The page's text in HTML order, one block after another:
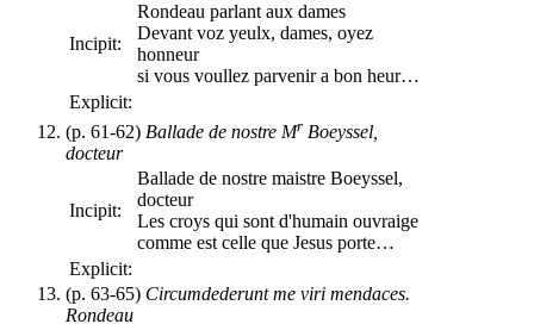
Incipit:
Rondeau parlant aux dames
Devant voz yeulx, dames, oyez
honneur
si vous voullez parvenir a bon heur…
Explicit:
(p. 61-62) Ballade de nostre Mr Boeyssel,
docteur
Incipit:
Ballade de nostre maistre Boeyssel,
docteur
Les croys qui sont d'humain ouvraige
comme est celle que Jesus porte…
Explicit:
(p. 63-65) Circumdederunt me viri mendaces.
Rondeau